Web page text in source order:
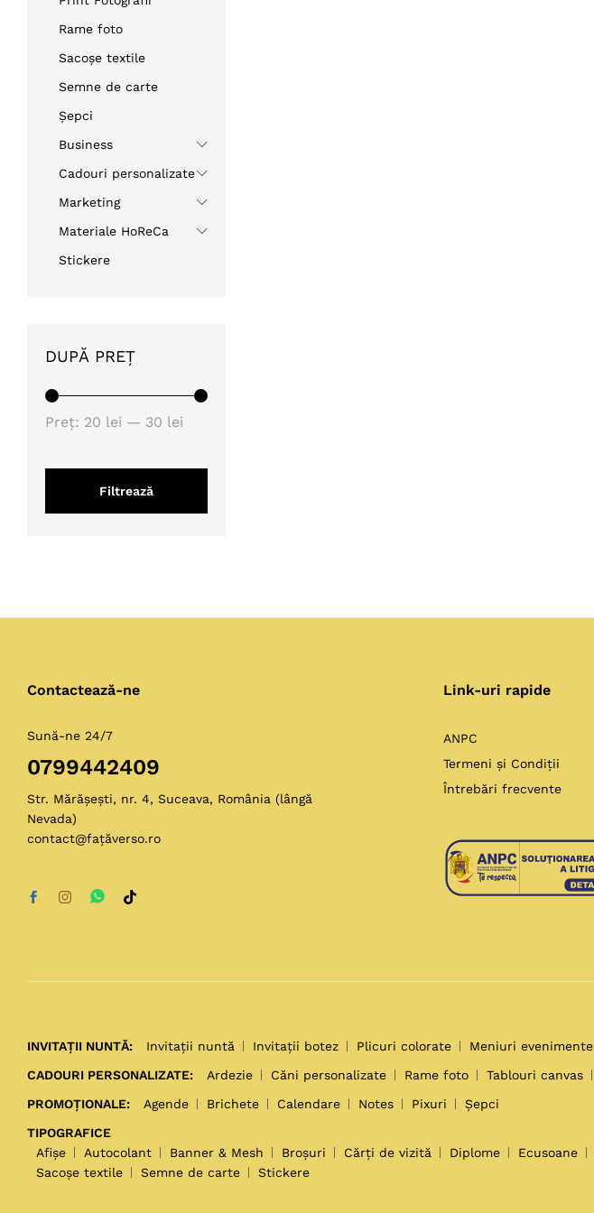
Rame foto
Sacoșe textile
Semne de carte
Șepci
Business
Cadouri personalizate
Marketing
Materiale HoReCa
Stickere
DUPĂ PREȚ
Filtrează
Preț: 20 lei — 30 lei
Contactează-ne
Sună-ne 24/7
0799442409
Str. Mărășești, nr. 4, Suceava, România (lângă
Nevada)
contact@fațăverso.ro
Link-uri rapide
ANPC
Termeni și Condiții
Întrebări frecvente
INVITAȚII NUNTĂ: Invitații nuntă Invitații botez Plicuri colorate Meniuri evenimente
CADOURI PERSONALIZATE:
Ardezie Căni personalizate Rame foto Tablouri canvas
PROMOȚIONALE:
Agende Brichete Calendare Notes Pixuri
Șepci
TIPOGRAFICE
Afișe
Autocolant Banner & Mesh Broșuri Cărți de vizită Diplome Ecusoane
Sacoșe textile
Semne de carte Stickere